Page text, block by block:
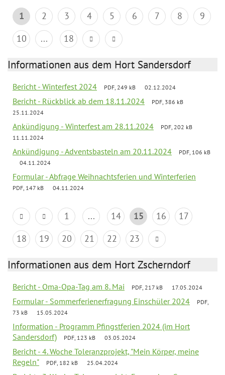
1 2 3 4 5 6 7 8
9
10
... 18
Informationen aus dem Hort Sandersdorf
Bericht - Winterfest 2024 PDF, 249 kB 02.12.2024
Bericht - Rückblick ab dem 18.11.2024
PDF, 386 kB
25.11.2024
Ankündigung - Winterfest am 28.11.2024
PDF, 202 kB
11.11.2024
Ankündigung - Adventsbasteln am 20.11.2024
PDF, 106 kB
04.11.2024
Formular - Abfrage Weihnachtsferien und Winterferien
PDF, 147 kB 04.11.2024
1 ... 14 15 16
17
18
19 20 21 22 23
Informationen aus dem Hort Zscherndorf
Bericht - Oma-Opa-Tag am 8. Mai PDF, 217 kB 17.05.2024
Formular - Sommerferienerfragung Einschüler 2024
PDF,
73 kB
15.05.2024
Information - Programm Pfingstferien 2024 (im Hort
Sandersdorf)
PDF, 123 kB 03.05.2024
Bericht - 4. Woche Toleranzprojekt, "Mein Körper, meine
Regeln"
PDF, 182 kB 25.04.2024